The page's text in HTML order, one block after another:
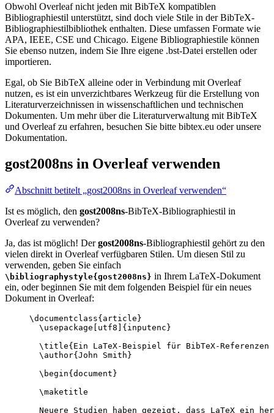
Obwohl Overleaf nicht jeden mit BibTeX kompatiblen
Bibliographiestil unterstützt, sind doch viele Stile in der BibTeX-
Bibliographiestilbibliothek enthalten. Diese umfassen Formate wie
APA, IEEE, CSE und Chicago. Eigene Bibliographiestile können
Sie ebenso nutzen, indem Sie Ihre eigene .bst-Datei erstellen oder
importieren.
Egal, ob Sie BibTeX alleine oder in Verbindung mit Overleaf
nutzen, es ist ein unverzichtbares Werkzeug für die Erstellung von
Literaturverzeichnissen in wissenschaftlichen und technischen
Dokumenten. Um mehr über die Literaturverwaltung mit BibTeX
und Overleaf zu erfahren, besuchen Sie bitte bibtex.eu oder unsere
Dokumentation.
gost2008ns in Overleaf verwenden
Abschnitt betitelt „gost2008ns in Overleaf verwenden“
Ist es möglich, den gost2008ns-BibTeX-Bibliographiestil in
Overleaf zu verwenden?
Ja, das ist möglich! Dergost2008ns-Bibliographiestil gehört zu den
vielen direkt in Overleaf verfügbaren Stilen. Um diesen Stil zu
verwenden, geben Sie einfach
\bibliographystyle{gost2008ns} in Ihrem LaTeX-Dokument
ein, oder beginnen Sie mit dem folgenden Beispiel für ein neues
Dokument in Overleaf:
\documentclass{ article }
\usepackage
utf8 ]{ inputenc }
\title{Ein LaTeX-Beispiel für BibTeX-
\author{John Smith}
\begin{ document }
\maketitle
Neuere Studien haben gezeigt, dass LaTeX ein